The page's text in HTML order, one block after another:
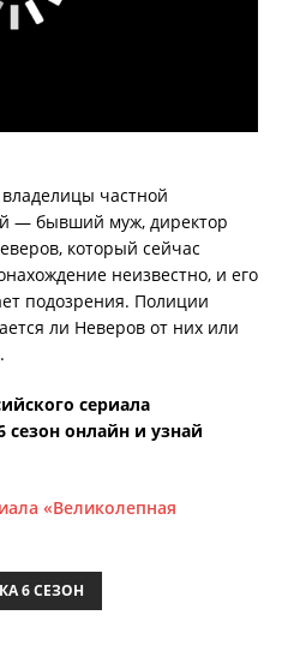
частной
— бывший муж, директор
который сейчас
неизвестно, и его
подозрения. Полиции
ли Неверов от них или
сериала
сезон онлайн и узнай
«Великолепная
6 СЕЗОН